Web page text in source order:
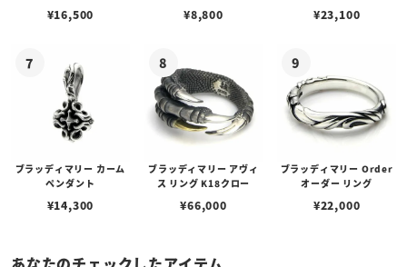
¥16,500 ¥8,800 ¥23,100
ブラッディマリー カーム
ペンダント
¥14,300
ブラッディマリー アヴィ
ス リング K18クロー
¥66,000
ブラッディマリー Order
オーダー リング
¥22,000